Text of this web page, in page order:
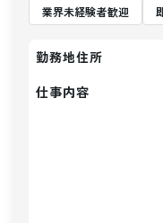
業界未経験者歓迎
勤務地住所
仕事内容